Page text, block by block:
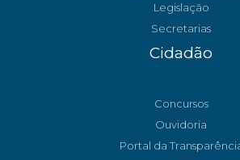
Legislação
Secretarias
Cidadão
Concursos
Ouvidoria
Portal da